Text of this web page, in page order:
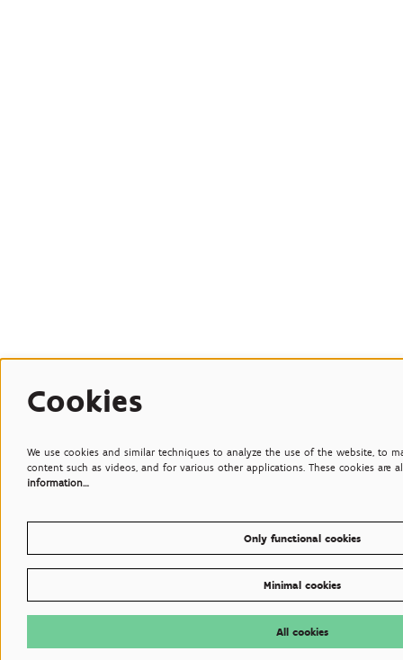
Cookies
We use cookies and similar techniques to analyze the use of the website, to
content such as videos, and for various other applications. These cookies are
information…
Only functional cookies
Minimal cookies
All cookies